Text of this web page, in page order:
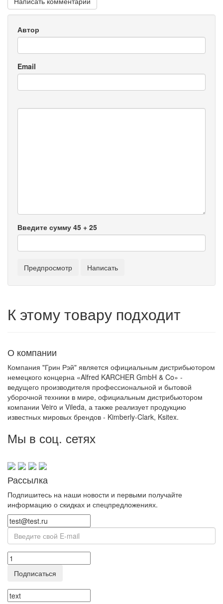
Автор
Email
Введите сумму 45 + 25
К этому товару подходит
О компании
Компания "Грин Рэй" является официальным дистрибьютором
немецкого концерна «Alfred KARCHER GmbH & Co» -
ведущего производителя профессиональной и бытовой
уборочной техники в мире, официальным дистрибьютором
компании Veiro и Vileda, а также реализует продукцию
известных мировых брендов - Kimberly-Clark, Ksitex.
Мы в соц. сетях
Рассылка
Подпишитесь на наши новости и первыми получайте
информацию о скидках и спецпредложениях.
Подписаться